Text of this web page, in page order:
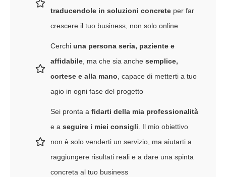
traducendole in soluzioni concrete per far
crescere il tuo business, non solo online
Cerchi una persona seria, paziente e
affidabile , ma che sia anche semplice,
cortese e alla mano , capace di metterti a tuo
agio in ogni fase del progetto
Sei pronta a fidarti della mia professionalità
e a seguire i miei consigli . Il mio obiettivo
non è solo venderti un servizio, ma aiutarti a
raggiungere risultati reali e a dare una spinta
concreta al tuo business